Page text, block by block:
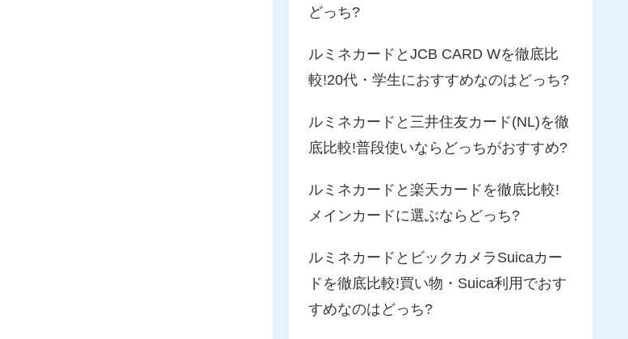
どっち?
ルミネカードとJCB CARD Wを徹底比
較!20代・学生におすすめなのはどっち?
ルミネカードと三井住友カード(NL)を徹
底比較!普段使いならどっちがおすすめ?
ルミネカードと楽天カードを徹底比較!
メインカードに選ぶならどっち?
ルミネカードとビックカメラSuicaカー
ドを徹底比較!買い物・Suica利用でおす
すめなのはどっち?